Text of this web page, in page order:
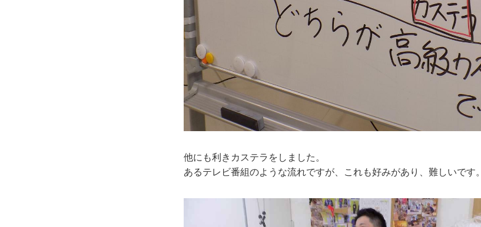
他にも利きカステラをしました。
あるテレビ番組のような流れですが、これも好みがあり、難しいです。